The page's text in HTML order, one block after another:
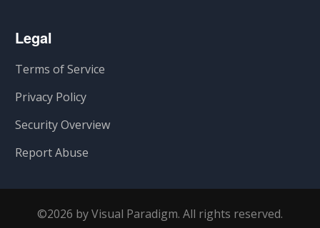
Legal
Terms of Service
Privacy Policy
Security Overview
Report Abuse
©2026 by Visual Paradigm. All rights reserved.